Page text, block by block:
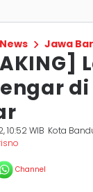
News Jawa
10:52 WIB Kota
Channel